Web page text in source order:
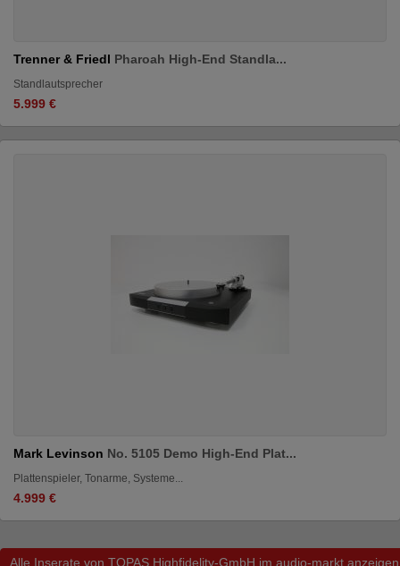
Trenner & Friedl Pharoah High-End Standla...
Standlautsprecher
5.999 €
Mark Levinson No. 5105 Demo High-End Plat...
Plattenspieler, Tonarme, Systeme...
4.999 €
Alle Inserate von TOPAS Highfidelity-GmbH im audio-markt anzeigen